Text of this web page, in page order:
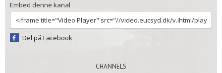
Embed denne kanal
Del på Facebook
CHANNELS